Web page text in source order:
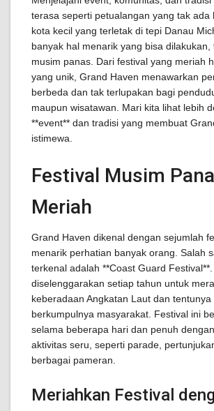
terasa seperti petualangan yang tak ada
kota kecil yang terletak di tepi Danau
banyak hal menarik yang bisa
musim panas. Dari festival yang meriah
yang unik, Grand Haven menawarkan
berbeda dan tak terlupakan bagi
maupun wisatawan. Mari kita lihat lebih
**event** dan tradisi yang membuat
istimewa.
Festival Musim
Meriah
Grand Haven dikenal dengan sejumlah
menarik perhatian banyak orang. Salah
terkenal adalah **Coast Guard
diselenggarakan setiap tahun untuk
keberadaan Angkatan Laut dan
berkumpulnya masyarakat. Festival ini
selama beberapa hari dan penuh
aktivitas seru, seperti parade,
berbagai pameran.
Meriahkan Festival